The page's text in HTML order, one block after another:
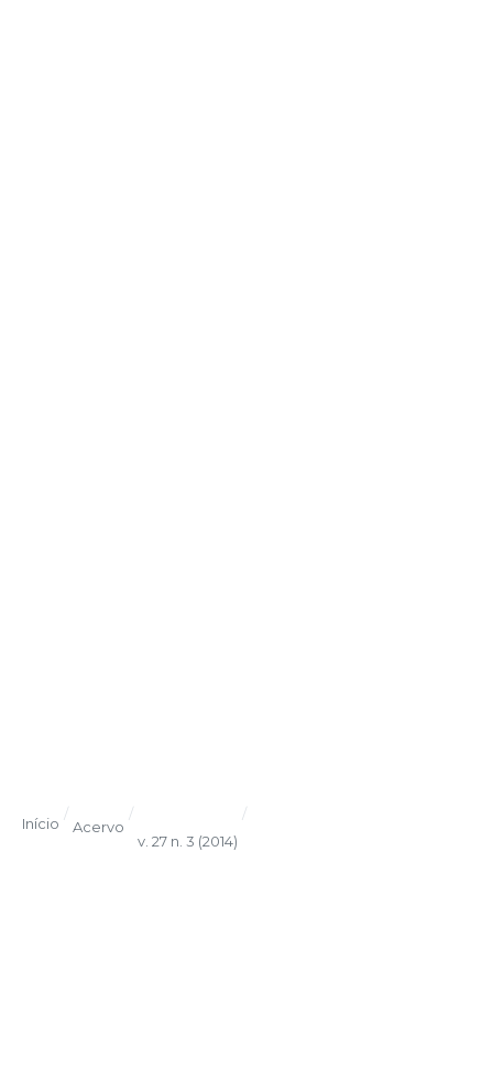
Início
/
Acervo
/
v. 27 n. 3 (2014)
/